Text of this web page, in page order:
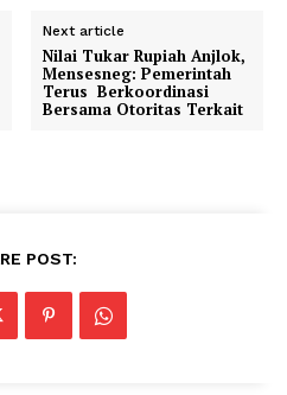
Next article
Nilai Tukar Rupiah Anjlok,
Mensesneg: Pemerintah
Terus Berkoordinasi
Bersama Otoritas Terkait
POST: